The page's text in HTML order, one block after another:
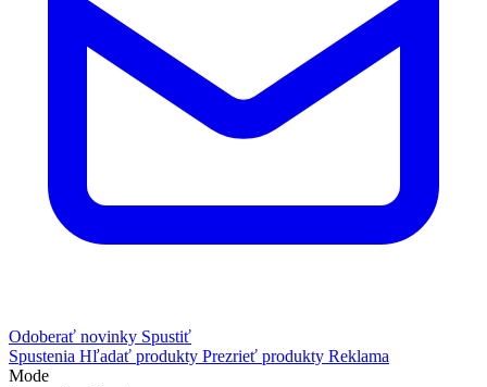
Odoberať novinky Spustiť
Spustenia Hľadať produkty Prezrieť produkty Reklama
Mode